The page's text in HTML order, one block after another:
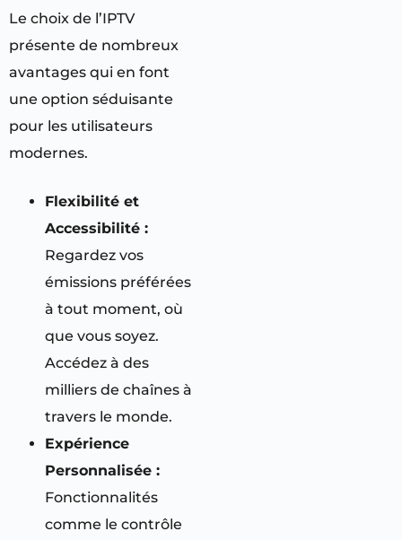
Le choix de l’IPTV
présente de nombreux
avantages qui en font
une option séduisante
pour les utilisateurs
modernes.
Flexibilité et
Accessibilité :
Regardez vos
émissions préférées
à tout moment, où
que vous soyez.
Accédez à des
milliers de chaînes à
travers le monde.
Expérience
Personnalisée :
Fonctionnalités
comme le contrôle